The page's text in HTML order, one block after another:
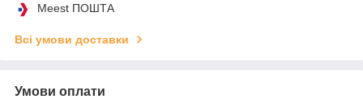
Meest ПОШТА
Всі умови доставки
Умови оплати